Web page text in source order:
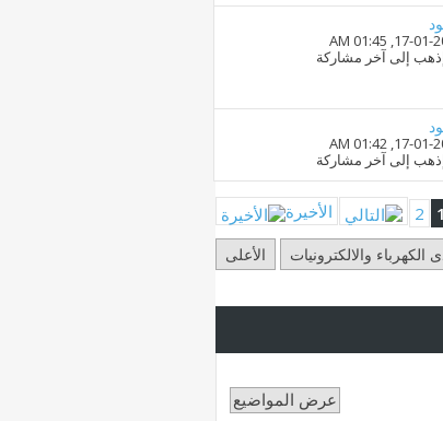
17-01-
01:45 AM
17-01-
01:42 AM
1
2 الأخيرة
الكهرباء والالكترونيات الأعلى